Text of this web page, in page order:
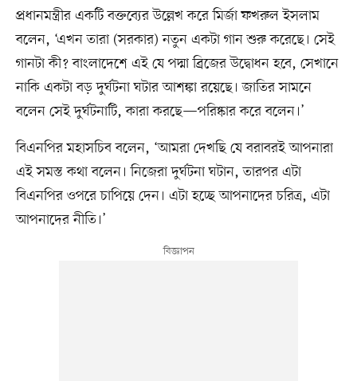
প্রধানমন্ত্রীর একটি বক্তব্যের উল্লেখ করে মির্জা ফখরুল ইসলাম
বলেন, ‘এখন তারা (সরকার) নতুন একটা গান শুরু করেছে। সেই
গানটা কী? বাংলাদেশে এই যে পদ্মা ব্রিজের উদ্বোধন হবে, সেখানে
নাকি একটা বড় দুর্ঘটনা ঘটার আশঙ্কা রয়েছে। জাতির সামনে
বলেন সেই দুর্ঘটনাটি, কারা করছে—পরিষ্কার করে বলেন।’
বিএনপির মহাসচিব বলেন, ‘আমরা দেখছি যে বরাবরই আপনারা
এই সমস্ত কথা বলেন। নিজেরা দুর্ঘটনা ঘটান, তারপর এটা
বিএনপির ওপরে চাপিয়ে দেন। এটা হচ্ছে আপনাদের চরিত্র, এটা
আপনাদের নীতি।’